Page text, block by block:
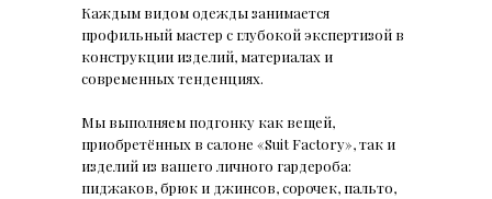
Каждым видом одежды занимается
профильный мастер с глубокой экспертизой в
конструкции изделий, материалах и
современных тенденциях.
Мы выполняем подгонку как вещей,
приобретённых в салоне «Suit Factory», так и
изделий из вашего личного гардероба:
пиджаков, брюк и джинсов, сорочек, пальто,